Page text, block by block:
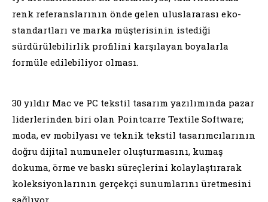
renk referanslarının önde gelen uluslararası eko-
standartları ve marka müşterisinin istediği
sürdürülebilirlik profilini karşılayan boyalarla
formüle edilebiliyor olması.
30 yıldır Mac ve PC tekstil tasarım yazılımında pazar
liderlerinden biri olan Pointcarre Textile Software;
moda, ev mobilyası ve teknik tekstil tasarımcılarının
doğru dijital numuneler oluşturmasını, kumaş
dokuma, örme ve baskı süreçlerini kolaylaştırarak
koleksiyonlarının gerçekçi sunumlarını üretmesini
sağlıyor.